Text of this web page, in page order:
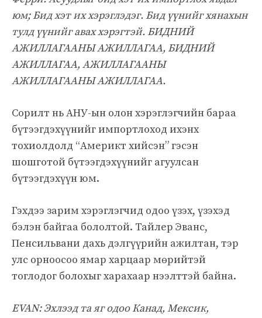
юм; Бид хэт их хэрэглэдэг. Бид үүнийг хянахын
тулд үүнийг авах хэрэгтэй. БИДНИЙ
АЖИЛЛАГААНЫ АЖИЛЛАГАА, БИДНИЙ
АЖИЛЛАГАА, АЖИЛЛАГААНЫ
АЖИЛЛАГААНЫ АЖИЛЛАГАА.
Сорилт нь АНУ-ын олон хэрэглэгчийн бараа
бүтээгдэхүүнийг импортлоход ихэнх
тохиолдолд “Америкт хийсэн” гэсэн
шошготой бүтээгдэхүүнийг агуулсан
бүтээгдэхүүн юм.
Гэхдээ зарим хэрэглэгчид одоо үзэх, үзэхэд
бэлэн байгаа бололтой. Тайлер Эванс,
Пенсильвани дахь дэлгүүрийн ажилтан, тэр
улс орноосоо ямар харцаар мөрийтэй
тоглодог болохыг харахаар нээлттэй байна.
EVAN: Эхлээд та яг одоо Канад, Мексик,